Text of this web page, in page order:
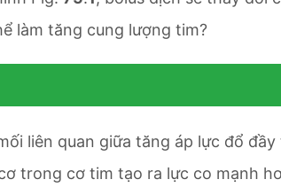
làm tăng cung lượng tim?
liên quan giữa tăng áp lực đổ
trong cơ tim tạo ra lực co mạnh